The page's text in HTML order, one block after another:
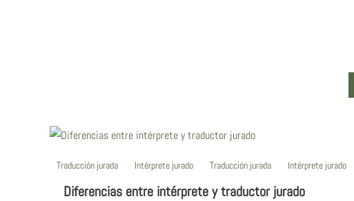
Traducción jurada Intérprete jurado Traducción jurada Intérprete jurado
Diferencias entre intérprete y traductor jurado